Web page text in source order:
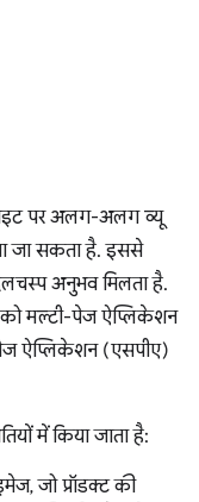
पर अलग-अलग व्यू
जा सकता है. इससे
अनुभव मिलता है.
मल्टी-पेज ऐप्लिकेशन
ऐप्लिकेशन (एसपीए)
में किया जाता है:
जो प्रॉडक्ट की